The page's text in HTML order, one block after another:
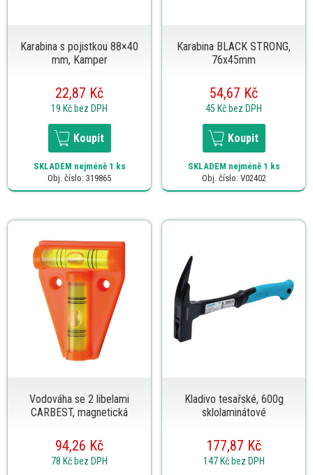
Karabina s pojistkou 88×40
mm, Kamper
22,87 Kč
19 Kč bez DPH
Koupit
SKLADEM nejméně 1 ks
Obj. číslo: 319865
Karabina BLACK STRONG,
76x45mm
54,67 Kč
45 Kč bez DPH
Koupit
SKLADEM nejméně 1 ks
Obj. číslo: V02402
Vodováha se 2 libelami
CARBEST, magnetická
94,26 Kč
78 Kč bez DPH
Kladivo tesařské, 600g
sklolaminátové
177,87 Kč
147 Kč bez DPH